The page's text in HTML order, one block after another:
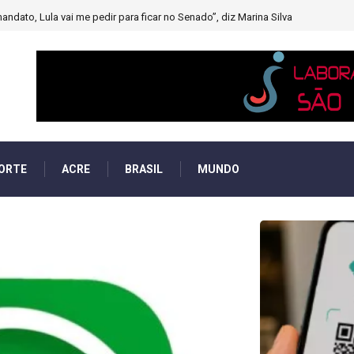
forte’ diminuindo chuvas e provocando secas de rios
ACRE BRASIL MUNDO